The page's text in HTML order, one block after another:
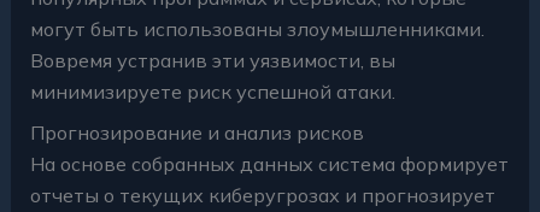
могут быть использованы злоумышленниками.
Вовремя устранив эти уязвимости, вы
минимизируете риск успешной атаки.
Прогнозирование и анализ рисков
На основе собранных данных система формирует
отчеты о текущих киберугрозах и прогнозирует